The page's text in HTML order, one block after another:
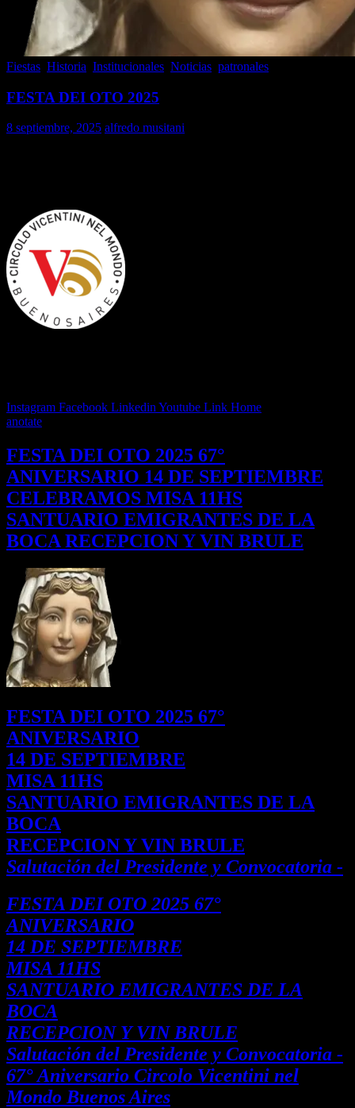
Fiestas Historia Institucionales Noticias patronales
FESTA DEI OTO 2025
8 septiembre, 2025 alfredo musitani
Instagram Facebook Linkedin Youtube Link Home
anotate
FESTA DEI OTO 2025 67°
ANIVERSARIO 14 DE SEPTIEMBRE
CELEBRAMOS MISA 11HS
SANTUARIO EMIGRANTES DE LA
BOCA RECEPCION Y VIN BRULE
FESTA DEI OTO 2025 67°
ANIVERSARIO
14 DE SEPTIEMBRE
MISA 11HS
SANTUARIO EMIGRANTES DE LA
BOCA
RECEPCION Y VIN BRULE
Salutación del Presidente y Convocatoria -
FESTA DEI OTO 2025 67°
ANIVERSARIO
14 DE SEPTIEMBRE
MISA 11HS
SANTUARIO EMIGRANTES DE LA
BOCA
RECEPCION Y VIN BRULE
Salutación del Presidente y Convocatoria -
67° Aniversario Circolo Vicentini nel
Mondo Buenos Aires